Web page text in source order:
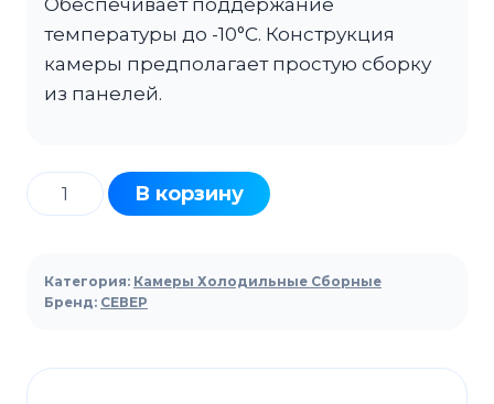
температуры до -10°C. Конструкция
камеры предполагает простую сборку
из панелей.
Количество
товара
80мм
СЕВЕР
3760Х15160Х2200
В корзину
Категория: Камеры Холодильные Сборные
Бренд: СЕВЕР